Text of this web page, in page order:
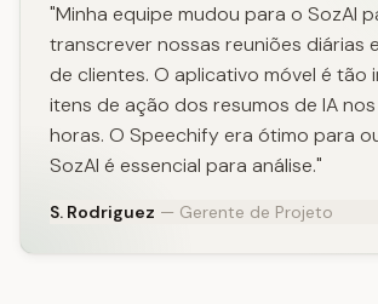
"Minha equipe mudou para o SozAI
transcrever nossas reuniões diárias
de clientes. O aplicativo móvel é tão
itens de ação dos resumos de IA
horas. O Speechify era ótimo para
SozAI é essencial para análise."
S. Rodriguez — Gerente de Projeto